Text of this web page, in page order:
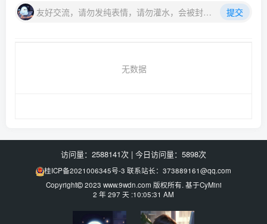
友好交流，请勿发纯表情，请勿灌水，会被封号喔 提交
无数据
访问量：2588141次 | 今日访问量：5898次
桂ICP备2021006345号-3 联系站长：373889161@qq.com
Copyright
2023 www.9wdn.com 版权所有. 基于CyMini
2 年 297 天 :10:05:31 AM